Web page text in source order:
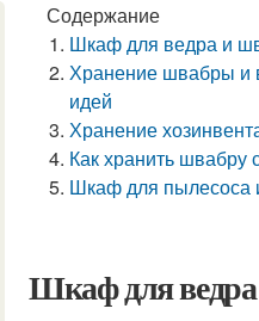
Содержание
Шкаф для ведра и
Хранение швабры и
идей
Хранение
Как хранить
Шкаф для пылесоса
Шкаф для